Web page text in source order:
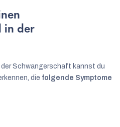
in der
der Schwangerschaft kannst du
die folgende Symptome